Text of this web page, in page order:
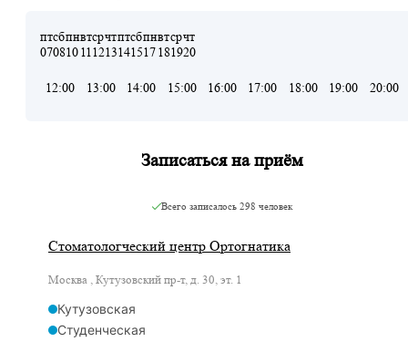
пт
07
сб
08
пн
10
вт
11
ср
12
чт
13
пт
14
сб
15
пн
17
вт
18
ср
19
чт
20
12:00 13:00 14:00 15:00 16:00 17:00 18:00 19:00 20:00
Записаться на приём
Всего записалось 298 человек
Стоматологческий центр Ортогнатика
Москва , Кутузовский пр-т, д. 30, эт. 1
Кутузовская
Студенческая